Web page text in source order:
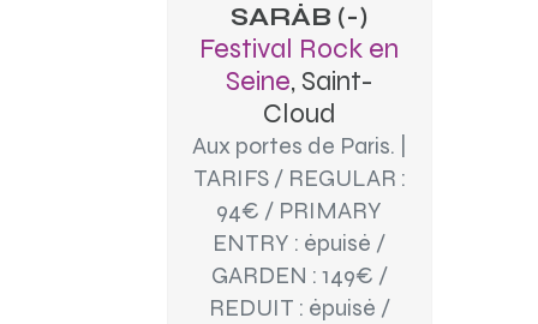
SARÂB (-)
Festival Rock en
Seine, Saint-
Cloud
Aux portes de Paris. |
TARIFS / REGULAR :
94€ / PRIMARY
ENTRY : épuisé /
GARDEN : 149€ /
REDUIT : épuisé /